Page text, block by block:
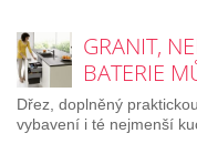
GRANIT,
BATERIE
Dřez, doplněný
vybavení i té nejmenší